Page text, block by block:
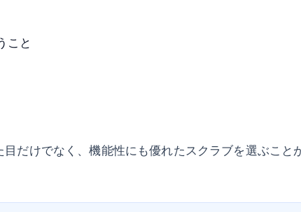
こと
だけでなく、機能性にも優れたスクラブを選ぶこと